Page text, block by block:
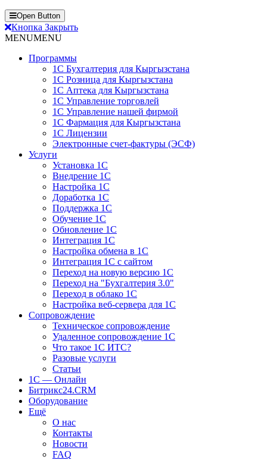
Open Button
Кнопка Закрыть
MENUMENU
Программы
1С Бухгалтерия для Кыргызстана
1С Розница для Кыргызстана
1С Аптека для Кыргызстана
1С Управление торговлей
1С Управление нашей фирмой
1С Фармация для Кыргызстана
1С Лицензии
Электронные счет-фактуры (ЭСФ)
Услуги
Установка 1С
Внедрение 1С
Настройка 1С
Доработка 1С
Поддержка 1С
Обучение 1С
Обновление 1С
Интеграция 1С
Настройка обмена в 1С
Интеграция 1С с сайтом
Переход на новую версию 1С
Переход на "Бухгалтерия 3.0"
Переход в облако 1С
Настройка веб-сервера для 1С
Сопровождение
Техническое сопровождение
Удаленное сопровождение 1С
Что такое 1С ИТС?
Разовые услуги
Статьи
1С — Онлайн
Битрикс24.CRM
Оборудование
Ещё
О нас
Контакты
Новости
FAQ